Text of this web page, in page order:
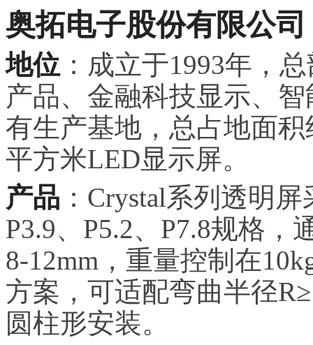
奥拓电子股份有限公司
地位 ：成立于1993年，
产品、金融科技显示、
有生产基地，总占地面
平方米LED显示屏。
产品 ：Crystal系列透明
P3.9、P5.2、P7.8规格
8-12mm，重量控制在
方案，可适配弯曲半径
圆柱形安装。